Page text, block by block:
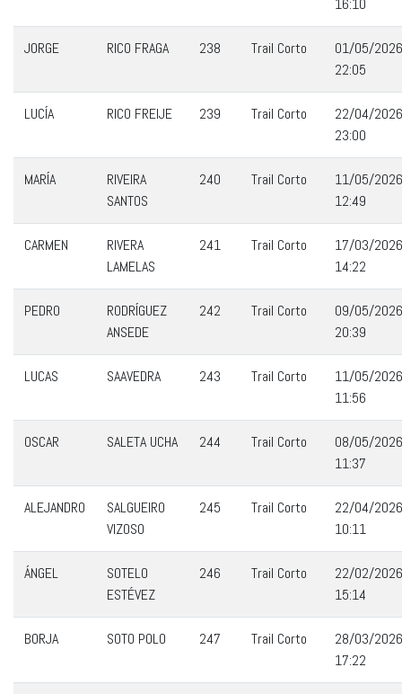
16:10
JORGE RICO FRAGA 238 Trail Corto
01/05/2026
22:05
LUCÍA RICO FREIJE 239 Trail Corto
22/04/2026
23:00
MARÍA
RIVEIRA
SANTOS
240 Trail Corto
11/05/2026
12:49
CARMEN
RIVERA
LAMELAS
241 Trail Corto
17/03/2026
14:22
PEDRO
RODRÍGUEZ
ANSEDE
242 Trail Corto
09/05/2026
20:39
LUCAS SAAVEDRA 243 Trail Corto
11/05/2026
11:56
OSCAR SALETA UCHA 244 Trail Corto
08/05/2026
11:37
ALEJANDRO
SALGUEIRO
VIZOSO
245 Trail Corto
22/04/2026
10:11
ÁNGEL
SOTELO
ESTÉVEZ
246 Trail Corto
22/02/2026
15:14
BORJA SOTO POLO 247 Trail Corto
28/03/2026
17:22